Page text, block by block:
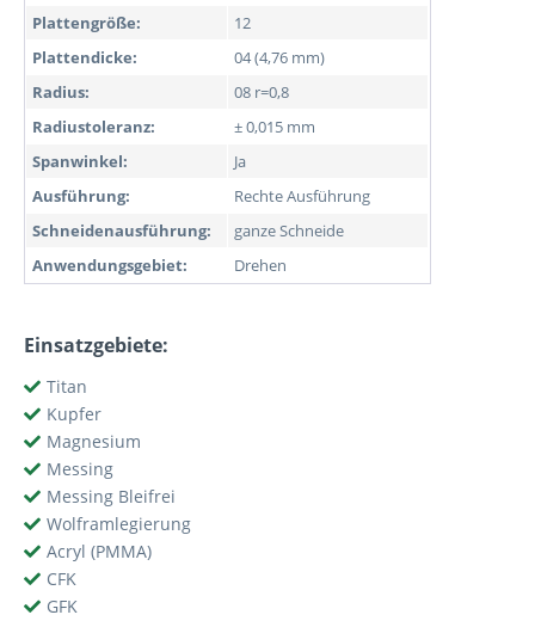
Plattengröße:
12
Plattendicke:
04 (4,76 mm)
Radius:
08 r=0,8
Radiustoleranz:
± 0,015 mm
Spanwinkel:
Ja
Ausführung:
Rechte Ausführung
Schneidenausführung:
ganze Schneide
Anwendungsgebiet:
Drehen
Einsatzgebiete:
Titan
Kupfer
Magnesium
Messing
Messing Bleifrei
Wolframlegierung
Acryl (PMMA)
CFK
GFK